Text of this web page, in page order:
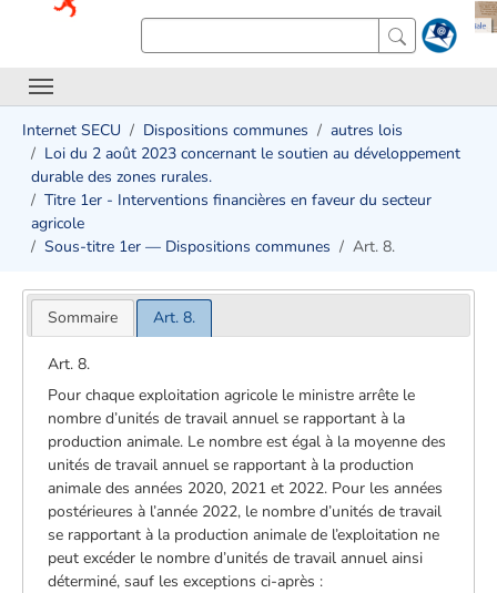
Internet SECU Dispositions communes
autres lois
Loi du 2 août 2023 concernant le soutien au développement
durable des zones rurales.
Titre 1er - Interventions financières en faveur du secteur
agricole
Sous-titre 1er — Dispositions communes
Art. 8.
Sommaire Art. 8.
Art. 8.
Pour chaque exploitation agricole le ministre arrête le
nombre d’unités de travail annuel se rapportant à la
production animale. Le nombre est égal à la moyenne des
unités de travail annuel se rapportant à la production
animale des années 2020, 2021 et 2022. Pour les années
postérieures à l’année 2022, le nombre d’unités de travail
se rapportant à la production animale de l’exploitation ne
peut excéder le nombre d’unités de travail annuel ainsi
déterminé, sauf les exceptions ci-après :